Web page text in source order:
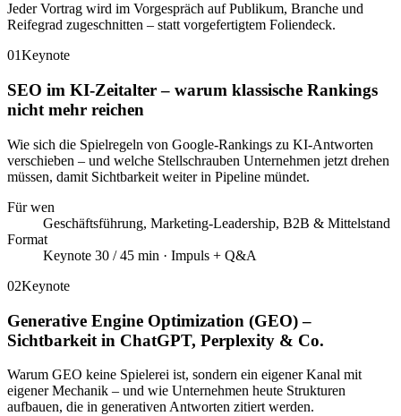
Jeder Vortrag wird im Vorgespräch auf Publikum, Branche und
Reifegrad zugeschnitten – statt vorgefertigtem Foliendeck.
01Keynote
SEO im KI-Zeitalter – warum klassische Rankings
nicht mehr reichen
Wie sich die Spielregeln von Google-Rankings zu KI-Antworten
verschieben – und welche Stellschrauben Unternehmen jetzt drehen
müssen, damit Sichtbarkeit weiter in Pipeline mündet.
Für wen
Geschäftsführung, Marketing-Leadership, B2B & Mittelstand
Format
Keynote 30 / 45 min · Impuls + Q&A
02Keynote
Generative Engine Optimization (GEO) –
Sichtbarkeit in ChatGPT, Perplexity & Co.
Warum GEO keine Spielerei ist, sondern ein eigener Kanal mit
eigener Mechanik – und wie Unternehmen heute Strukturen
aufbauen, die in generativen Antworten zitiert werden.